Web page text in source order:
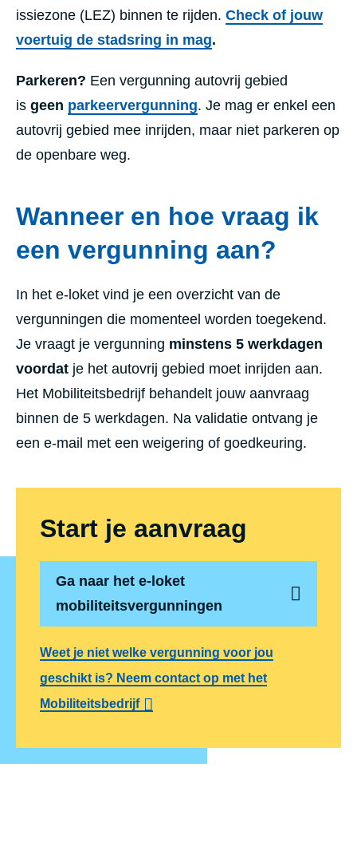
issiezone (LEZ) binnen te rijden. Check of jouw
voertuig de stadsring in mag.
Parkeren? Een vergunning autovrij gebied
is geen parkeervergunning. Je mag er enkel een
autovrij gebied mee inrijden, maar niet parkeren op
de openbare weg.
Wanneer en hoe vraag ik
een vergunning aan?
In het e-loket vind je een overzicht van de
vergunningen die momenteel worden toegekend.
Je vraagt je vergunning minstens 5 werkdagen
voordat je het autovrij gebied moet inrijden aan.
Het Mobiliteitsbedrijf behandelt jouw aanvraag
binnen de 5 werkdagen. Na validatie ontvang je
een e-mail met een weigering of goedkeuring.
Start je aanvraag
Ga naar het e-loket
mobiliteitsvergunningen
Weet je niet welke vergunning voor jou
geschikt is? Neem contact op met het
Mobiliteitsbedrijf